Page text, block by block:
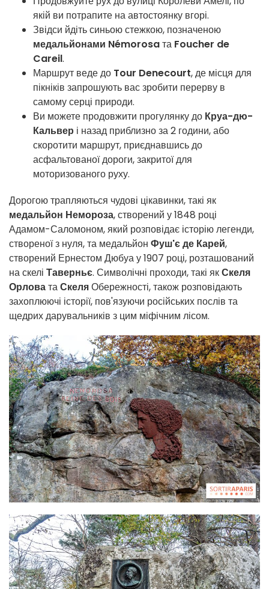
якій ви потрапите на автостоянку вгорі.
Звідси йдіть синьою стежкою, позначеною
медальйонами Némorosaта Foucher de
Careil.
Маршрут веде до Tour Denecourt, де місця для
пікніків запрошують вас зробити перерву в
самому серці природи.
Ви можете продовжити прогулянку до Круа-дю-
Кальвер і назад приблизно за 2 години, або
скоротити маршрут, приєднавшись до
асфальтованої дороги, закритої для
моторизованого руху.
Дорогою трапляються чудові цікавинки, такі як
медальйон Немороза, створений у 1848 році
Адамом-Саломоном, який розповідає історію легенди,
створеної з нуля, та медальйон Фуш'є де Карей,
створений Ернестом Дюбуа у 1907 році, розташований
на скелі Таверньє. Символічні проходи, такі якСкеля
ОрловатаСкеляОбережності, також розповідають
захоплюючі історії, пов'язуючи російських послів та
щедрих дарувальників з цим міфічним лісом.